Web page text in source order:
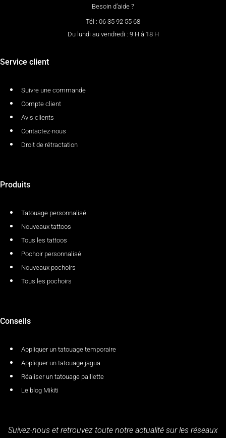
Besoin d’aide ?
Tél : 06 35 92 55 68
Du lundi au vendredi : 9 H à 18 H
Service client
Suivre une commande
Compte client
Avis clients
Contactez-nous
Droit de rétractation
Produits
Tatouage personnalisé
Nouveaux tattoos
Tous les tattoos
Pochoir personnalisé
Nouveaux pochoirs
Tous les pochoirs
Conseils
Appliquer un tatouage temporaire
Appliquer un tatouage jagua
Réaliser un tatouage paillette
Le blog Mikiti
Suivez-nous et retrouvez toute notre actualité sur les réseaux